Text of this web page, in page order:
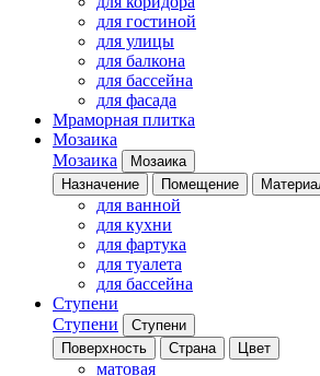
для гостиной
для улицы
для балкона
для бассейна
для фасада
Мраморная плитка
Мозаика
Мозаика
Мозаика
Назначение
Помещение
для ванной
для кухни
для фартука
для туалета
для бассейна
Ступени
Ступени
Ступени
Поверхность
Страна Цвет
матовая